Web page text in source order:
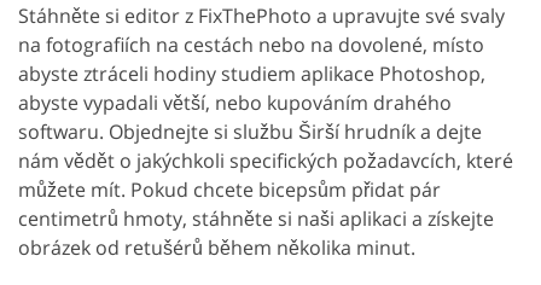
Stáhněte si editor z FixThePhoto a upravujte své svaly
na fotografiích na cestách nebo na dovolené, místo
abyste ztráceli hodiny studiem aplikace Photoshop,
abyste vypadali větší, nebo kupováním drahého
softwaru. Objednejte si službu Širší hrudník a dejte
nám vědět o jakýchkoli specifických požadavcích, které
můžete mít. Pokud chcete bicepsům přidat pár
centimetrů hmoty, stáhněte si naši aplikaci a získejte
obrázek od retušérů během několika minut.